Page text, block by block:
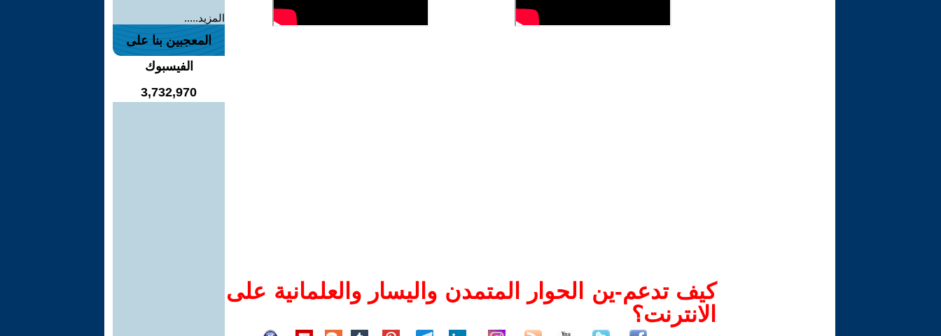
كيف تدعم-ين الحوار المتمدن واليسار والعلمانية على
الانترنت؟
المزيد.....
المعجبين بنا على
الفيسبوك
3,732,970